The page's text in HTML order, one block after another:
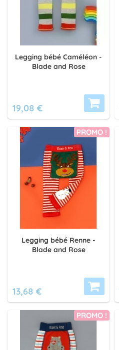
Legging bébé Caméléon -
Blade and Rose
19,08 €
PROMO !
Legging bébé Renne -
Blade and Rose
13,68 €
PROMO !